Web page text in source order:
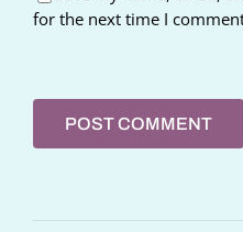
for the next time I